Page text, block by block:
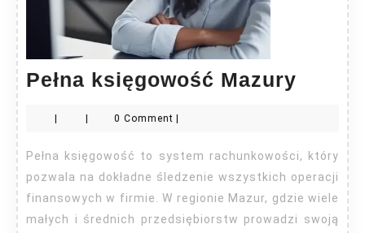
Pełna księgowość Mazury Pełna
0 Comment
Pełna księgowość to system rachunkowości, który
pozwala na dokładne śledzenie wszystkich operacji
finansowych w firmie. W regionie Mazur, gdzie wiele
małych i średnich przedsiębiorstw prowadzi swoją